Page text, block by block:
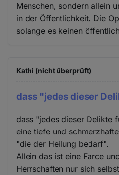
Menschen, sondern allein
in der Öffentlichkeit. Die
solange es keinen
Kathi (nicht überprüft)
dass "jedes dieser
dass "jedes dieser Delikte
eine tiefe und
"die der Heilung bedarf".
Allein das ist eine Farce
Herrschaften nur sich